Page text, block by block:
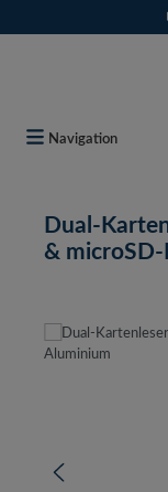
Navigation
Dual-
&
Bildergalerie